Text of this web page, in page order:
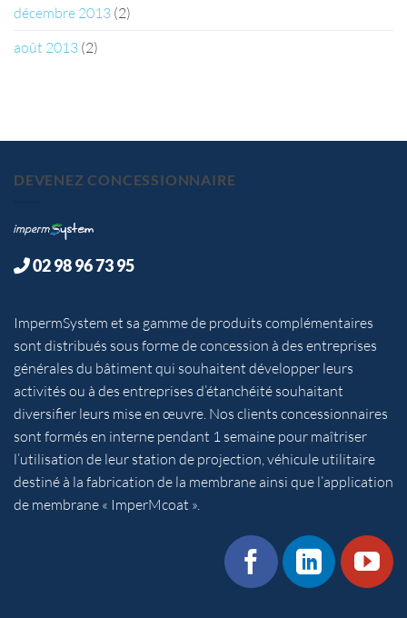
décembre 2013 (2)
août 2013 (2)
DEVENEZ CONCESSIONNAIRE
02 98 96 73 95
ImpermSystem et sa gamme de produits complémentaires
sont distribués sous forme de concession à des entreprises
générales du bâtiment qui souhaitent développer leurs
activités ou à des entreprises d’étanchéité souhaitant
diversifier leurs mise en œuvre. Nos clients concessionnaires
sont formés en interne pendant 1 semaine pour maîtriser
l’utilisation de leur station de projection, véhicule utilitaire
destiné à la fabrication de la membrane ainsi que l’application
de membrane « ImperMcoat ».